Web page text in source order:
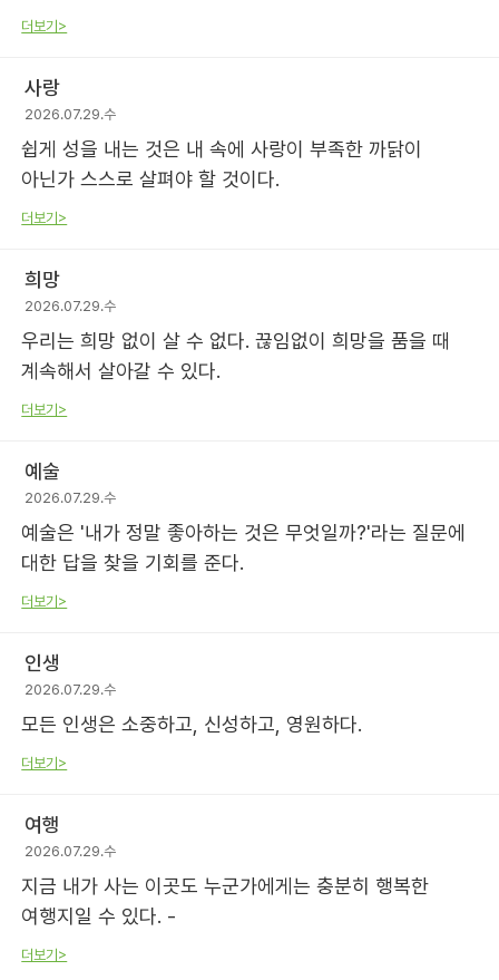
더보기>
사랑
2026.07.29.수
쉽게 성을 내는 것은 내 속에 사랑이 부족한 까닭이
아닌가 스스로 살펴야 할 것이다.
더보기>
희망
2026.07.29.수
우리는 희망 없이 살 수 없다. 끊임없이 희망을 품을 때
계속해서 살아갈 수 있다.
더보기>
예술
2026.07.29.수
예술은 '내가 정말 좋아하는 것은 무엇일까?'라는 질문에
대한 답을 찾을 기회를 준다.
더보기>
인생
2026.07.29.수
모든 인생은 소중하고, 신성하고, 영원하다.
더보기>
여행
2026.07.29.수
지금 내가 사는 이곳도 누군가에게는 충분히 행복한
여행지일 수 있다. -
더보기>